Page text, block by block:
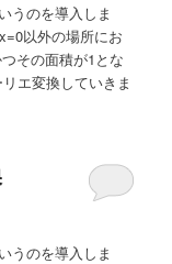
うのを導入しま
以外の場所にお
その面積が1とな
エ変換していきま
うのを導入しま